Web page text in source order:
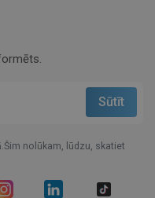
nolūkam, lūdzu, skatiet